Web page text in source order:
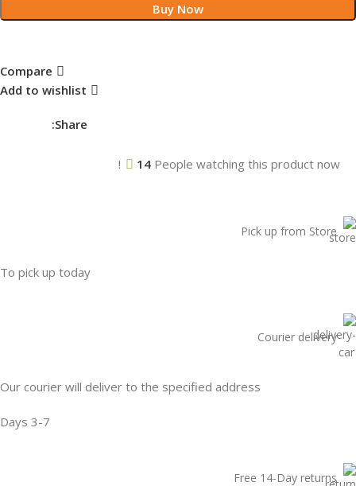
Buy Now
Compare
Add to wishlist
Share:
14 People watching this product now!
Pick up from Store
To pick up today
Courier delivery
Our courier will deliver to the specified address
3-7 Days
Free 14-Day returns